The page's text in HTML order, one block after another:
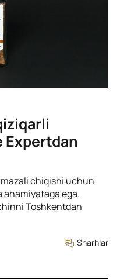
Expertdan
mazali chiqishi uchun
ega.
Toshkentdan
Sharhlar